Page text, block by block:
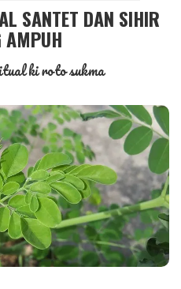
SANTET DAN SIHIR
AMPUH
ki roto sukma